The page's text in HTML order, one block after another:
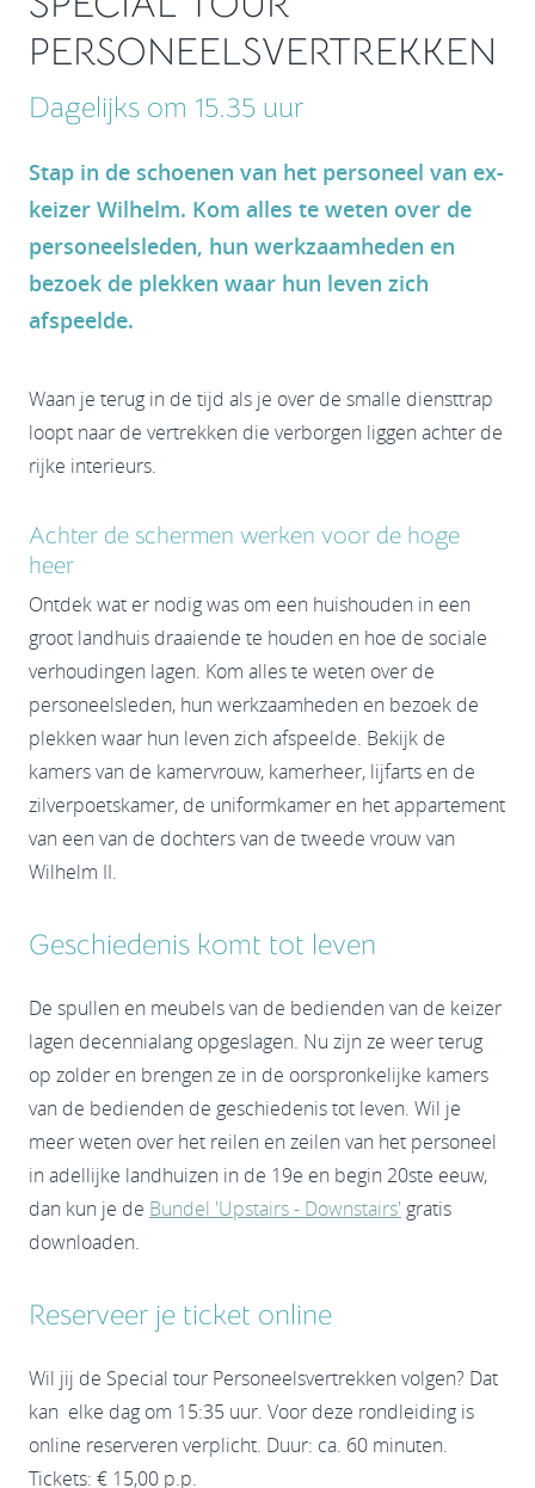
PERSONEELSVERTREKKEN
Dagelijks om 15.35 uur
Stap in de schoenen van het personeel van ex-
keizer Wilhelm. Kom alles te weten over de
personeelsleden, hun werkzaamheden en
bezoek de plekken waar hun leven zich
afspeelde.
Waan je terug in de tijd als je over de smalle diensttrap
loopt naar de vertrekken die verborgen liggen achter de
rijke interieurs.
Achter de schermen werken voor de hoge
heer
Ontdek wat er nodig was om een huishouden in een
groot landhuis draaiende te houden en hoe de sociale
verhoudingen lagen. Kom alles te weten over de
personeelsleden, hun werkzaamheden en bezoek de
plekken waar hun leven zich afspeelde. Bekijk de
kamers van de kamervrouw, kamerheer, lijfarts en de
zilverpoetskamer, de uniformkamer en het appartement
van een van de dochters van de tweede vrouw van
Wilhelm II.
Geschiedenis komt tot leven
De spullen en meubels van de bedienden van de keizer
lagen decennialang opgeslagen. Nu zijn ze weer terug
op zolder en brengen ze in de oorspronkelijke kamers
van de bedienden de geschiedenis tot leven. Wil je
meer weten over het reilen en zeilen van het personeel
in adellijke landhuizen in de 19e en begin 20ste eeuw,
dan kun je de Bundel 'Upstairs - Downstairs' gratis
downloaden.
Reserveer je ticket online
Wil jij de Special tour Personeelsvertrekken volgen? Dat
kan elke dag om 15:35 uur. Voor deze rondleiding is
online reserveren verplicht. Duur: ca. 60 minuten.
Tickets: € 15,00 p.p.